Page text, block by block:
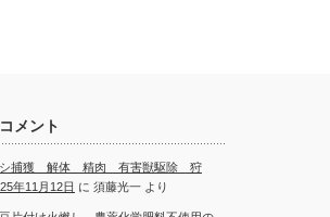
メント
シ捕獲 解体 精肉 有害獣駆除 狩
年11月12日 に 須藤光一 より